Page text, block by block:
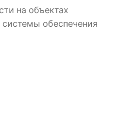
на объектах
обеспечения